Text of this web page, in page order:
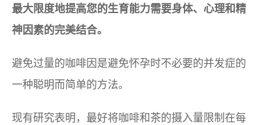
最大限度地提高您的生育能力需要身体、心理和精
神因素的完美结合。
避免过量的咖啡因是避免怀孕时不必要的并发症的
一种聪明而简单的方法。
现有研究表明，最好将咖啡和茶的摄入量限制在每